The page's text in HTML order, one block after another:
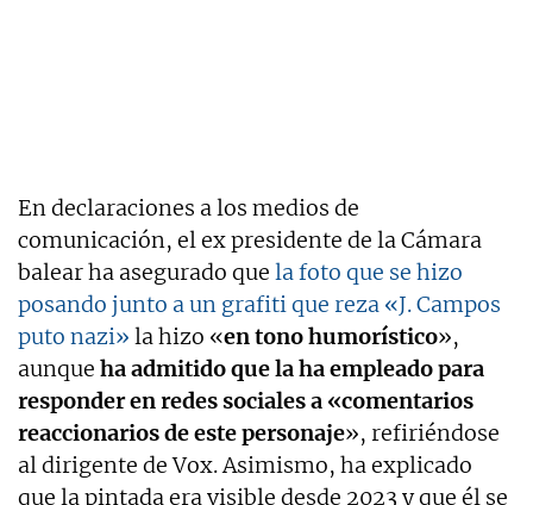
En declaraciones a los medios de
comunicación, el ex presidente de la Cámara
balear ha asegurado que la foto que se hizo
posando junto a un grafiti que reza «J. Campos
puto nazi» la hizo «en tono humorístico»,
aunque ha admitido que la ha empleado para
responder en redes sociales a «comentarios
reaccionarios de este personaje», refiriéndose
al dirigente de Vox. Asimismo, ha explicado
que la pintada era visible desde 2023 y que él se